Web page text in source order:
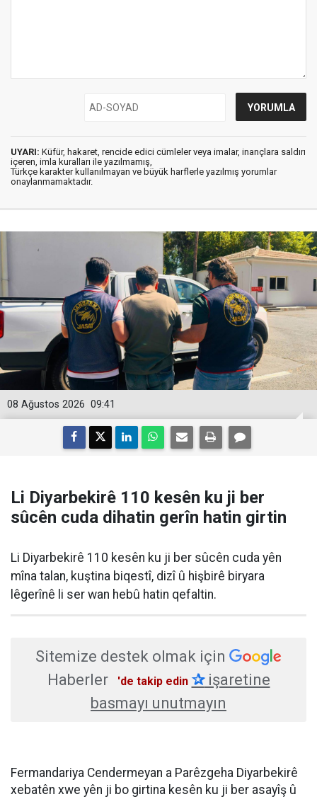
UYARI: Küfür, hakaret, rencide edici cümleler veya imalar, inançlara saldırı
içeren, imla kuralları ile yazılmamış,
Türkçe karakter kullanılmayan ve büyük harflerle yazılmış yorumlar
onaylanmamaktadır.
09:41
08 Ağustos 2026
Li Diyarbekirê 110 kesên ku ji ber
sûcên cuda dihatin gerîn hatin girtin
Li Diyarbekirê 110 kesên ku ji ber sûcên cuda yên
mîna talan, kuştina biqestî, dizî û hişbirê biryara
lêgerînê li ser wan hebû hatin qefaltin.
Sitemize destek olmak için
Haberler
'de takip edin ✰işaretine
basmayı unutmayın
Fermandariya Cendermeyan a Parêzgeha Diyarbekirê
xebatên xwe yên ji bo girtina kesên ku ji ber asayîş û